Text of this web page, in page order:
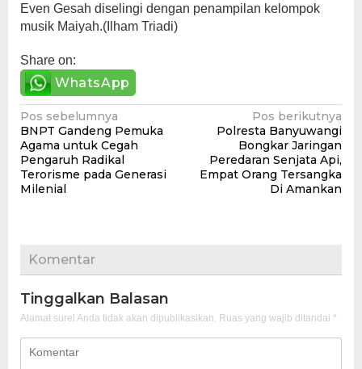
Even Gesah diselingi dengan penampilan kelompok
musik Maiyah.(Ilham Triadi)
Share on:
WhatsApp
Navigasi
pos
Pos sebelumnya
BNPT Gandeng Pemuka
Agama untuk Cegah
Pengaruh Radikal
Terorisme pada Generasi
Milenial
Pos berikutnya
Polresta Banyuwangi
Bongkar Jaringan
Peredaran Senjata Api,
Empat Orang Tersangka
Di Amankan
Komentar
Tinggalkan Balasan
Alamat surel Anda tidak akan dipublikasikan. Ruas yang wajib ditandai *